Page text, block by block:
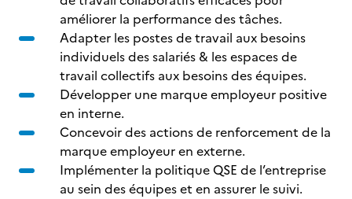
améliorer la performance des tâches.
Adapter les postes de travail aux besoins
individuels des salariés & les espaces de
travail collectifs aux besoins des équipes.
Développer une marque employeur positive
en interne.
Concevoir des actions de renforcement de la
marque employeur en externe.
Implémenter la politique QSE de l’entreprise
au sein des équipes et en assurer le suivi.